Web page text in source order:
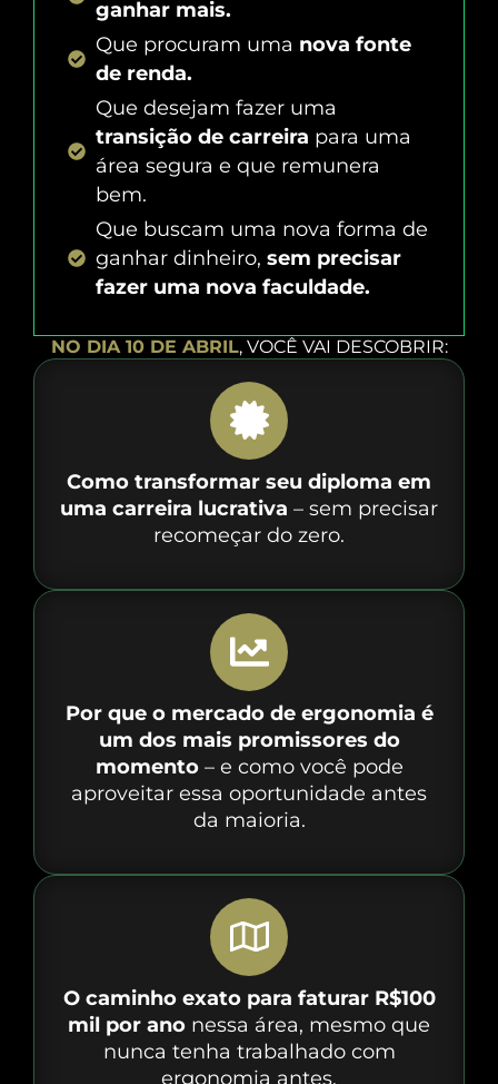
ganhar mais.
Que procuram uma nova fonte
de renda.
Que desejam fazer uma
transição de carreira para uma
área segura e que remunera
bem.
Que buscam uma nova forma de
ganhar dinheiro, sem precisar
fazer uma nova faculdade.
NO DIA 10 DE ABRIL, VOCÊ VAI DESCOBRIR:
Como transformar seu diploma em
uma carreira lucrativa – sem precisar
recomeçar do zero.
Por que o mercado de ergonomia é
um dos mais promissores do
momento– e como você pode
aproveitar essa oportunidade antes
da maioria.
O caminho exato para faturar R$100
mil por ano nessa área, mesmo que
nunca tenha trabalhado com
ergonomia antes.